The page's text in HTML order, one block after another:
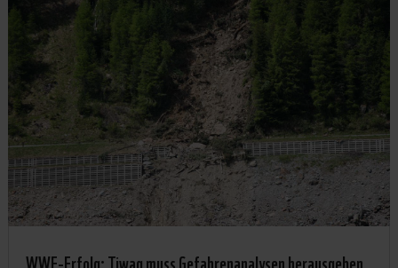
WWF-Erfolg: Tiwag muss Gefahrenanalysen herausgeben